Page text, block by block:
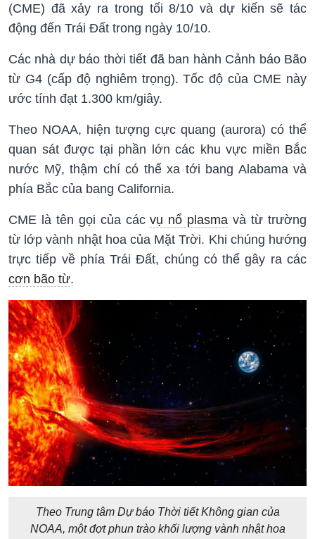
(CME) đã xảy ra trong tối 8/10 và dự kiến sẽ tác
động đến Trái Đất trong ngày 10/10.
Các nhà dự báo thời tiết đã ban hành Cảnh báo Bão
từ G4 (cấp độ nghiêm trọng). Tốc độ của CME này
ước tính đạt 1.300 km/giây.
Theo NOAA, hiện tượng cực quang (aurora) có thể
quan sát được tại phần lớn các khu vực miền Bắc
nước Mỹ, thậm chí có thể xa tới bang Alabama và
phía Bắc của bang California.
CME là tên gọi của cácvụ nổ plasma và từ trường
từ lớp vành nhật hoa của Mặt Trời. Khi chúng hướng
trực tiếp về phía Trái Đất, chúng có thể gây ra các
cơn bão từ.
Theo Trung tâm Dự báo Thời tiết Không gian của
NOAA, một đợt phun trào khối lượng vành nhật hoa